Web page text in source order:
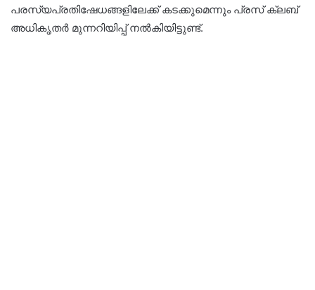
പരസ്യപ്രതിഷേധങ്ങളിലേക്ക് കടക്കുമെന്നും പ്രസ് ക്ലബ്
അധികൃതർ മുന്നറിയിപ്പ് നൽകിയിട്ടുണ്ട്.